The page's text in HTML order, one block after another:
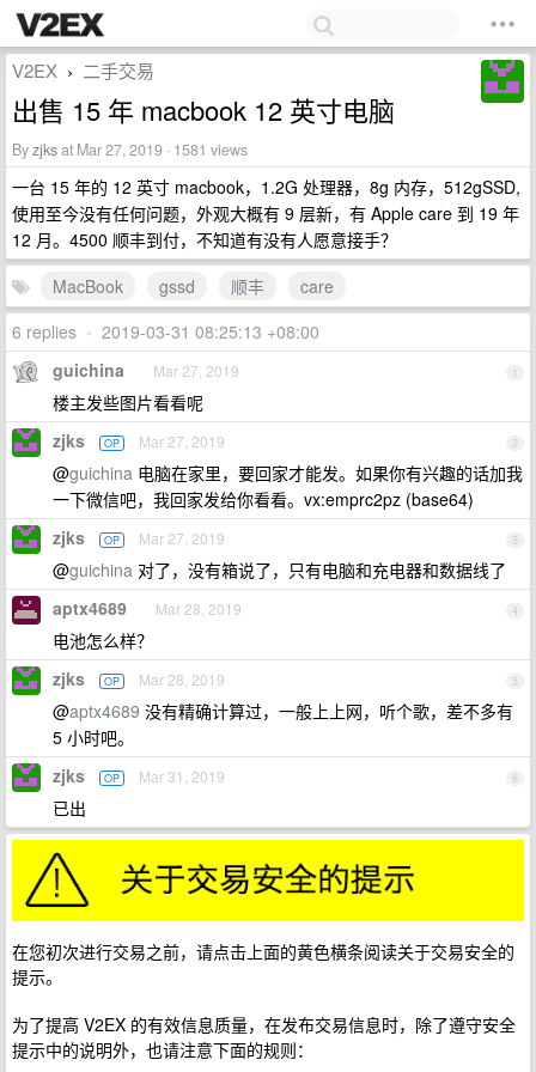
V2EX › 二手交易
出售 15 年 macbook 12 英寸电脑
Byzjksat Mar 27, 2019 · 1581 views
一台 15 年的 12 英寸 macbook，1.2G 处理器，8g 内存，512gSSD,
使用至今没有任何问题，外观大概有 9 层新，有 Apple care 到 19 年
12 月。4500 顺丰到付，不知道有没有人愿意接手？
MacBook
gssd 顺丰
care
6 replies • 2019-03-31 08:25:13 +08:00
1
guichina Mar 27, 2019
楼主发些图片看看呢
2
zjks OP Mar 27, 2019
@guichina 电脑在家里，要回家才能发。如果你有兴趣的话加我
一下微信吧，我回家发给你看看。vx:emprc2pz (base64)
3
zjks OP Mar 27, 2019
@guichina 对了，没有箱说了，只有电脑和充电器和数据线了
4
aptx4689 Mar 28, 2019
电池怎么样？
5
zjks OP Mar 28, 2019
@aptx4689 没有精确计算过，一般上上网，听个歌，差不多有
5 小时吧。
6
zjks OP Mar 31, 2019
已出
在您初次进行交易之前，请点击上面的黄色横条阅读关于交易安全的
提示。
为了提高 V2EX 的有效信息质量，在发布交易信息时，除了遵守安全
提示中的说明外，也请注意下面的规则：